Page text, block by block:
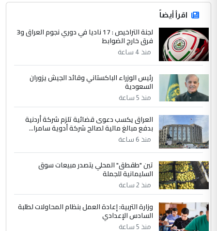
اقرأ أيضاً
لجنة التراخيص : 17 ناديا في دوري نجوم العراق و3
فرق خارج الضوابط
منذ 4 ساعة
رئيس الوزراء الباكستاني وقائد الجيش يزوران
السعودية
منذ 5 ساعة
العراق يكسب دعوى قضائية تلزم شركة أردنية
بدفع مبالغ مالية لصالح شركة أدوية سامرا...
منذ 6 ساعة
تين "طقطق" المحلي يتصدر مبيعات سوق
السليمانية للجملة
منذ 2 ساعة
وزارة التربية: إعادة العمل بنظام المحاولات لطلبة
السادس الإعدادي
منذ 5 ساعة